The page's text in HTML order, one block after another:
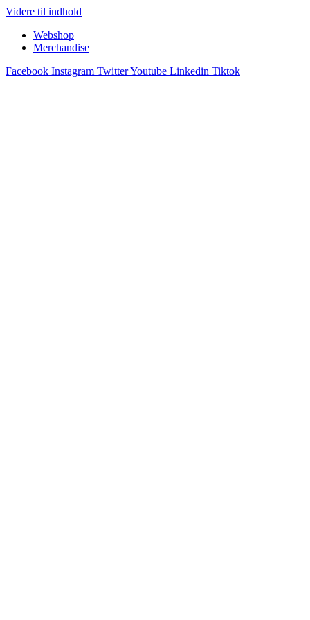
Videre til indhold
Webshop
Merchandise
Facebook Instagram TwitterYoutube Linkedin Tiktok